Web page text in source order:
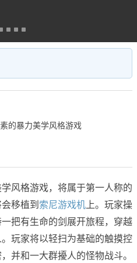
的暴力美学风格游戏
风格游戏，将属于第一人称的
移植到索尼游戏机上。玩家操
把有生命的剑展开旅程，穿越
玩家将以轻扫为基础的触摸控
并和一大群擾人的怪物战斗。